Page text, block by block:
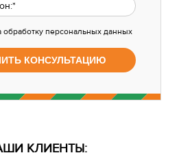
обработку персональных данных
КЛИЕНТЫ: